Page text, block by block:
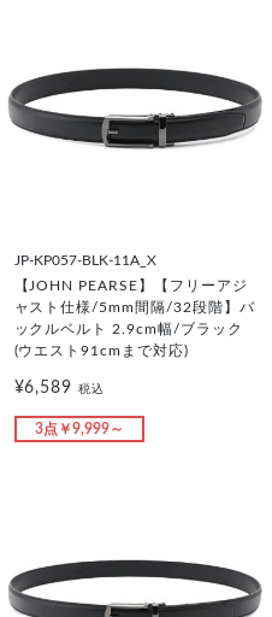
JP-KP057-BLK-11A_X
【JOHN PEARSE】【フリーアジ
ャスト仕様/5mm間隔/32段階】バ
ックルベルト 2.9cm幅/ブラック
(ウエスト91cmまで対応)
¥6,589税込
3点￥9,999～